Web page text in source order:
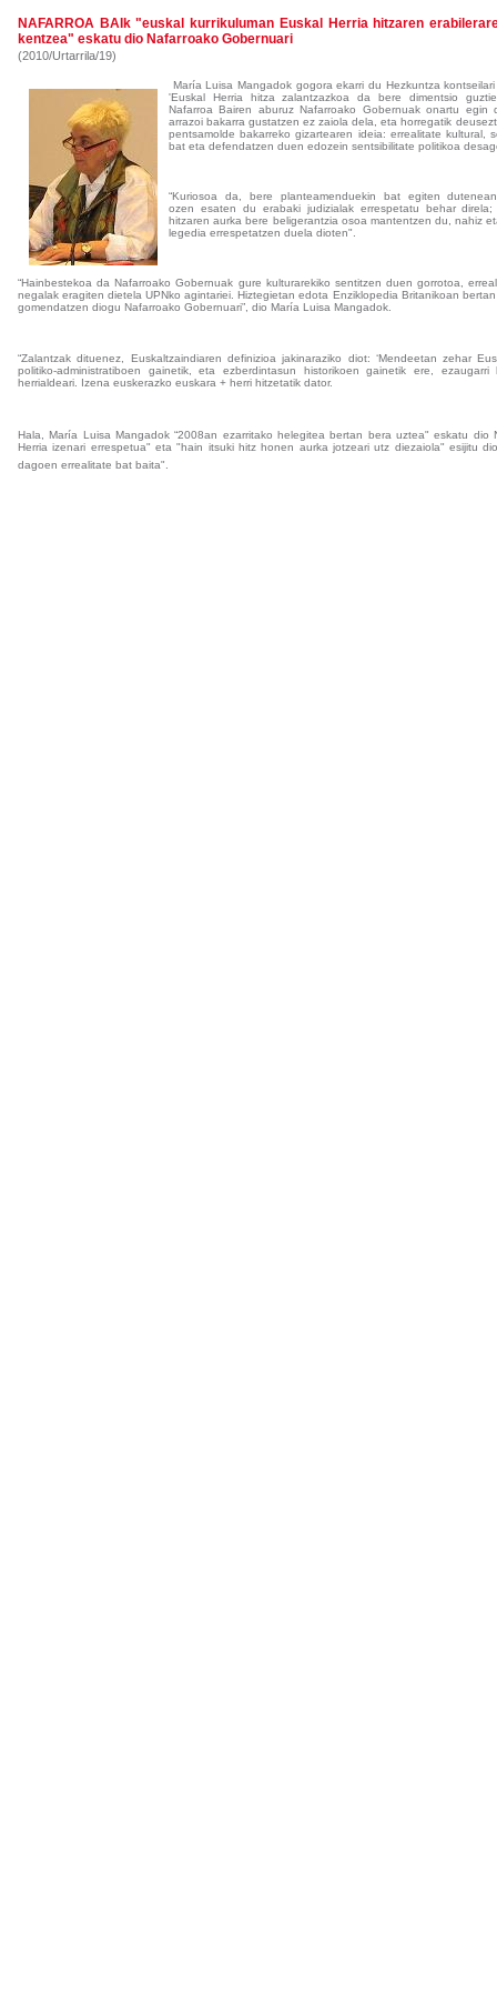
NAFARROA BAIk "euskal kurrikuluman Euskal Herria hitzaren
kentzea" eskatu dio Nafarroako Gobernuari
(2010/Urtarrila/19)
María Luisa Mangadok gogora ekarri du Hezkuntza
'Euskal Herria hitza zalantzazkoa da bere dimentsio
Nafarroa Bairen aburuz Nafarroako Gobernuak onartu
arrazoi bakarra gustatzen ez zaiola dela, eta horregatik
pentsamolde bakarreko gizartearen ideia: errealitate kultural,
bat eta defendatzen duen edozein sentsibilitate politikoa
“Kuriosoa da, bere planteamenduekin bat egiten
ozen esaten du erabaki judizialak errespetatu behar
hitzaren aurka bere beligerantzia osoa mantentzen du, nahiz
legedia errespetatzen duela dioten".
“Hainbestekoa da Nafarroako Gobernuak gure kulturarekiko sentitzen duen gorrotoa,
negalak eragiten dietela UPNko agintariei. Hiztegietan edota Enziklopedia Britanikoan
gomendatzen diogu Nafarroako Gobernuari”, dio María Luisa Mangadok.
“Zalantzak dituenez, Euskaltzaindiaren definizioa jakinaraziko diot: ‘Mendeetan zehar
politiko-administratiboen gainetik, eta ezberdintasun historikoen gainetik ere,
herrialdeari. Izena euskerazko euskara + herri hitzetatik dator.
Hala , María Luisa Mangadok “2008an ezarritako helegitea bertan bera uztea" eskatu dio
Herria izenari errespetua" eta "hain itsuki hitz honen aurka jotzeari utz diezaiola" esijitu
dagoen errealitate bat baita".